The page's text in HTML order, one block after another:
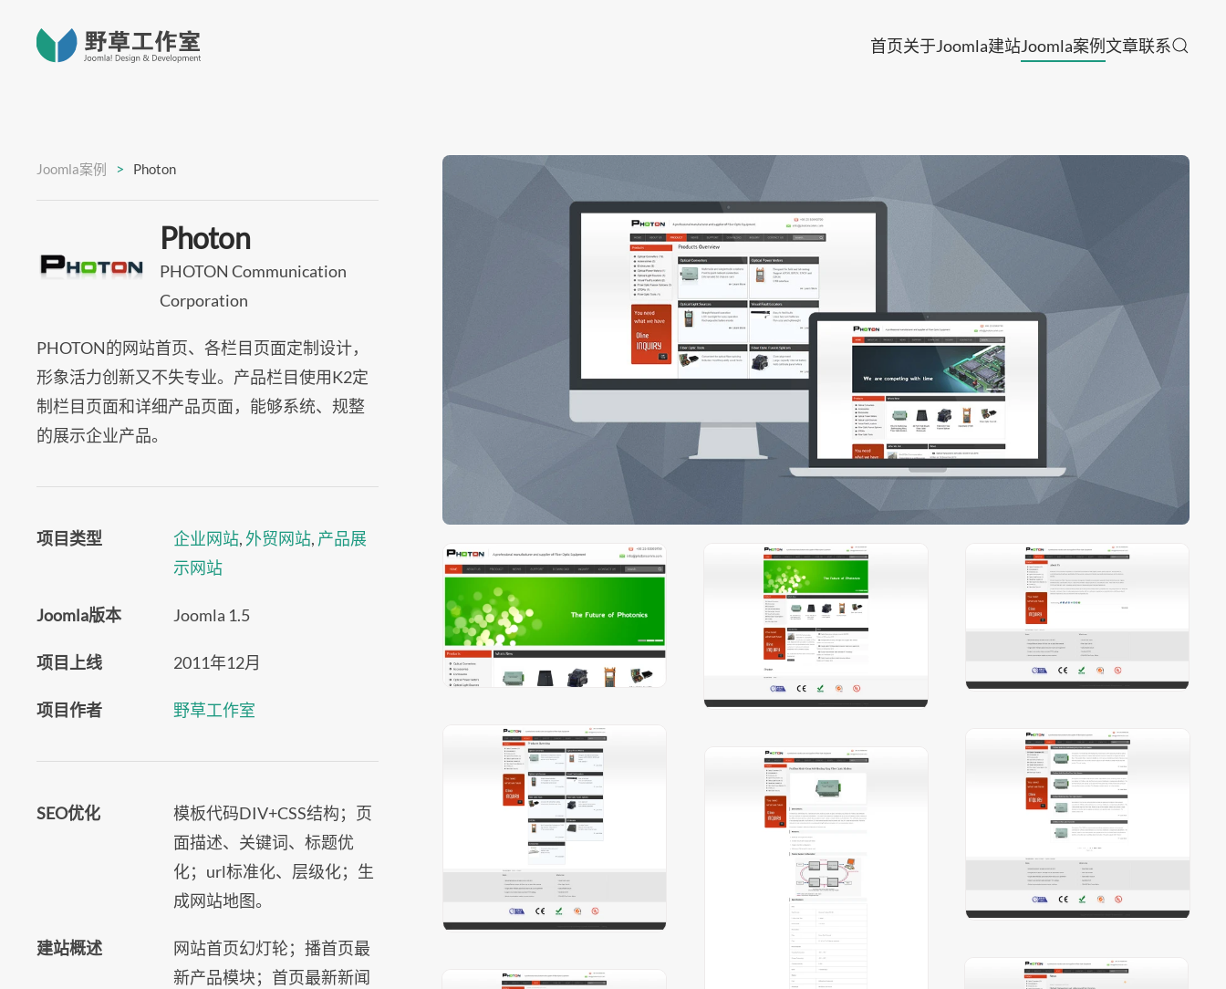
首页关于Joomla建站Joomla案例 文章联系
Joomla案例 Photon
Photon
PHOTON Communication
Corporation
PHOTON的网站首页、各栏目页面定制设计，
形象活力创新又不失专业。产品栏目使用K2定
制栏目页面和详细产品页面，能够系统、规整
的展示企业产品。
项目类型 企业网站,外贸网站, 产品展
示网站
Joomla版本 Joomla 1.5
项目上线 2011年12月
项目作者 野草工作室
SEO优化
模板代码DIV+CSS结构；页
面描述、关键词、标题优
化；url标准化、层级化；生
成网站地图。
建站概述
网站首页幻灯轮；播首页最
新产品模块；首页最新新闻